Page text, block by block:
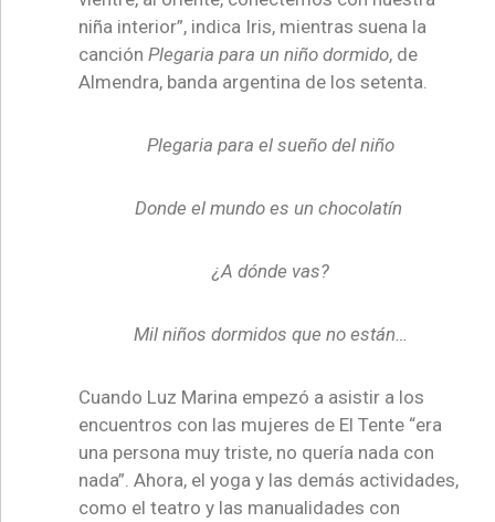
niña interior”, indica Iris, mientras suena la
canción Plegaria para un niño dormido, de
Almendra, banda argentina de los setenta.
Plegaria para el sueño del niño
Donde el mundo es un chocolatín
¿A dónde vas?
Mil niños dormidos que no están…
Cuando Luz Marina empezó a asistir a los
encuentros con las mujeres de El Tente “era
una persona muy triste, no quería nada con
nada”. Ahora, el yoga y las demás actividades,
como el teatro y las manualidades con